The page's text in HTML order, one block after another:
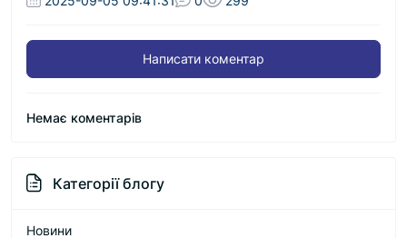
Написати коментар
Немає коментарів
Категорії блогу
Новини